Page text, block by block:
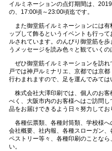
イルミネーションの点灯期間は、
の、17:00頃～23:00頃迄です。
また御堂筋イルミネーションには有
ップして飾るというイベントも行っ
ルされています。のんびり御堂筋を
うメッセージを読み色々と観ていくの
ぜひ御堂筋イルミネーションを訪れ
戸では神戸ルミナリエ、京都では京
行わまれますので、足を運んでみては
株式会社大澤印刷では、個人のお客
べく、大阪市内のお客様へはご訪問
品をお届けできるよう日々努力してお
各種伝票類、各種封筒類、学校様へ
会社概要、社内報、各種スローガン
ペストリー等々、各種印刷のことな
い。